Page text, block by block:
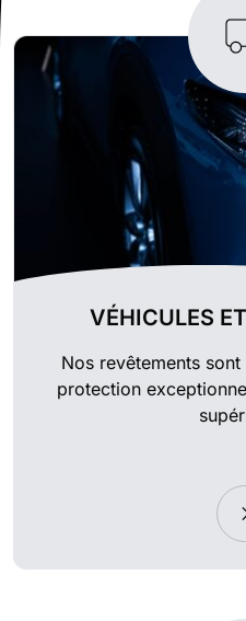
VÉHICULES
Nos revêtements
protection